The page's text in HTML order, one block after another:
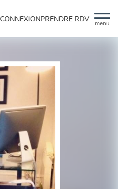
menu
CONNEXIONPRENDRE RDV